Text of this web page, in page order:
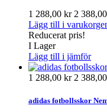
1 288,00 kr 2
Lägg till i
Reducerat pris!
I Lager
Lägg till i jämför
1 288,00 kr 2
adidas fotbollsskor